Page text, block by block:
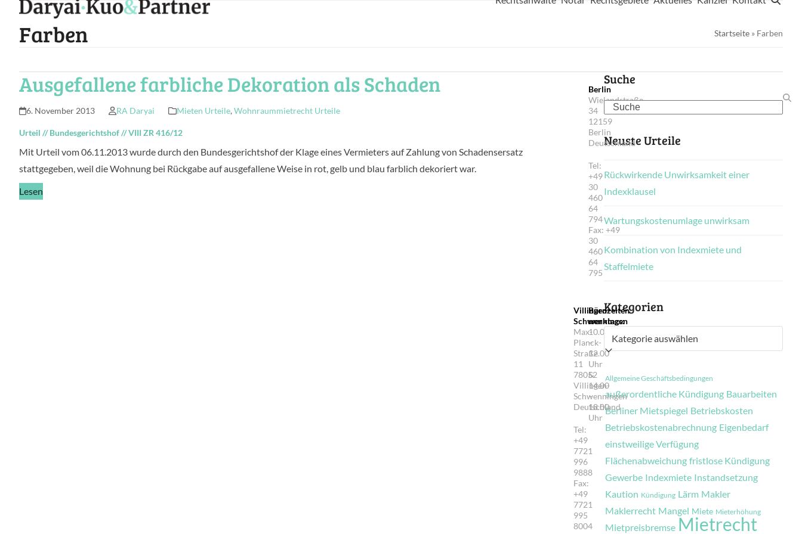
contentFarben Startseite » Farben
Ausgefallene farbliche Dekoration als Schaden
6. November 2013 RA Daryai Mieten Urteile, Wohnraummietrecht Urteile
Urteil //Bundesgerichtshof//VIII ZR 416/12
Mit Urteil vom 06.11.2013 wurde durch den Bundesgerichtshof der Klage eines Vermieters auf Zahlung von Schadensersatz
stattgegeben, weil die Wohnung bei Rückgabe auf ausgefallene Weise in rot, gelb und blau farblich dekoriert war.
Lesen
Suche
Search
Neuste Urteile
Rückwirkende Unwirksamkeit einer
Indexklausel
Wartungskostenumlage unwirksam
Kombination von Indexmiete und
Staffelmiete
Kategorien
Kategorien
Allgemeine Geschäftsbedingungen
außerordentliche Kündigung Bauarbeiten
Berliner Mietspiegel Betriebskosten
Betriebskostenabrechnung Eigenbedarf
einstweilige Verfügung
Flächenabweichung fristlose Kündigung
Gewerbe Indexmiete Instandsetzung
Kaution Kündigung Lärm Makler
Maklerrecht Mangel Miete Mieterhöhung
Mietpreisbremse Mietrecht
Berlin
Wielandstraße
34
12159
Berlin
Deutschland
Tel:
+49
30
460
64
794
Fax: +49
30
460
64
795
Villingen-
Schwenningen
Max-
Planck-
Straße
11
78052
Villingen-
Schwenningen
Deutschland
Tel:
+49
7721
996
9888
Fax:
+49
7721
995
8004
Bürozeiten
werktags:
10.00
–
12.00
Uhr
&
14.00
–
18.00
Uhr